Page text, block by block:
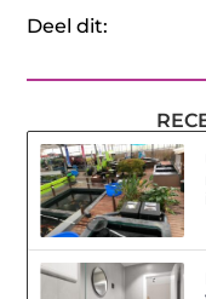
Deel dit: